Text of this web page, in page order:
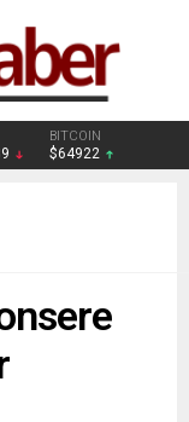
BITCOIN
$64922